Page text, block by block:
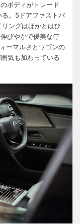
ボディがトレード
。 5 ドアファストバ
リングはほかとはひ
びやかで優美な佇
ーマルさとワゴンの
気も加わっている